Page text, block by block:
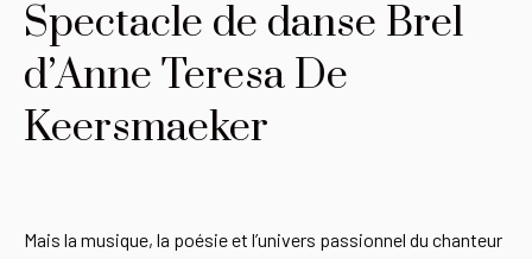
Spectacle de danse Brel
d’Anne Teresa De
Keersmaeker
Mais la musique, la poésie et l’univers passionnel du chanteur